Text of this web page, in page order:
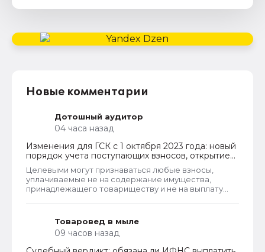
Новые комментарии
Дотошный аудитор
04 часа назад
Изменения для ГСК с 1 октября 2023 года: новый
порядок учета поступающих взносов, открытие
расчетных счетов и переход на применение
бухгалтерского ПО
Целевыми могут признаваться любые взносы,
уплачиваемые не на содержание имущества,
принадлежащего товариществу и не на выплату
не ограничен. Взносы могут собираться на любые
цели, за которые проголосует общее собрание
собственников. Пример целевых взносов - взносы
на установку видеонаблюдения, охранных систем и
Товаровед в мыле
09 часов назад